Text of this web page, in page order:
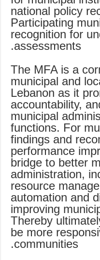
national policy
Participating
recognition for
assessments.
The MFA is a
municipal and
Lebanon as it
accountability,
municipal
functions. For
findings and
performance
bridge to better
administration,
resource
automation and
improving
Thereby
be more
communities.